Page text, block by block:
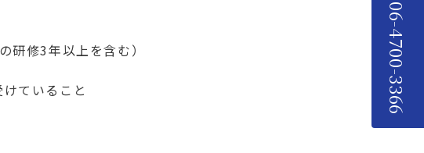
研修3年以上を含む）
ていること 06-4700-3366